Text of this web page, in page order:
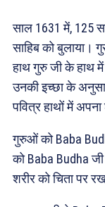
साल 1631 में, 125
साहिब को बुलाया।
हाथ गुरु जी के हाथ
उनकी इच्छा के
पवित्र हाथों में अपना
गुरुओं को Baba
को Baba Budha जी
शरीर को चिता पर